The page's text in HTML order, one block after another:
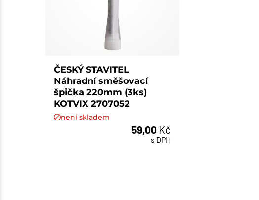
ČESKÝ STAVITEL
Náhradní směšovací
špička 220mm (3ks)
KOTVIX 2707052
není skladem
59,00 Kč
s DPH